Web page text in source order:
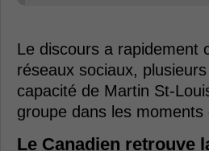
Le discours a rapidement
réseaux sociaux,
capacité de Martin St-
groupe dans les moments
Le Canadien retrouve